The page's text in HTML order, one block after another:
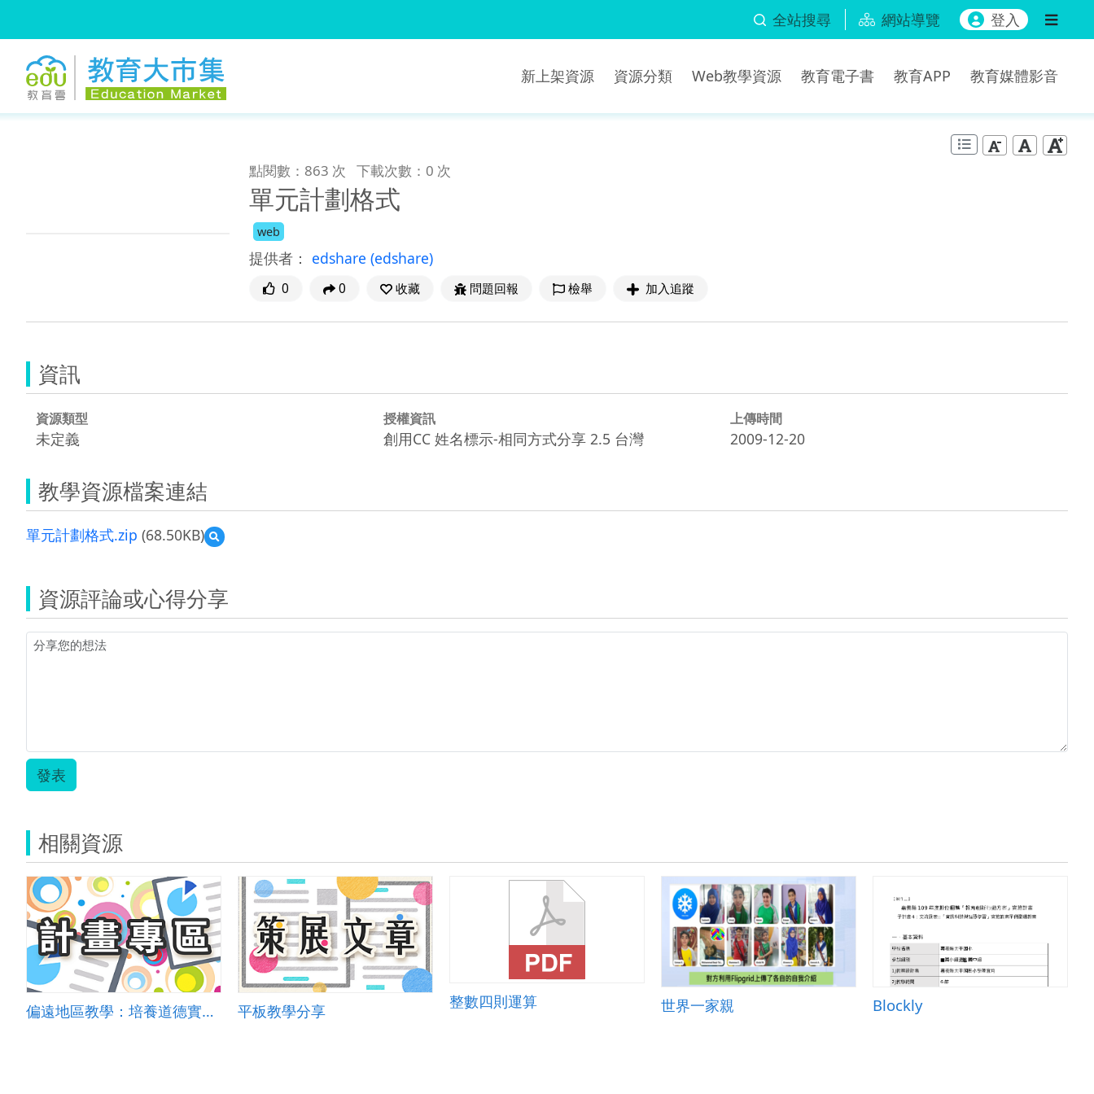
全站搜尋 網站導覽 登入
新上架資源 資源分類 Web教學資源 教育電子書 教育APP 教育媒體影音
點閱數：863 次 下載次數：0 次
單元計劃格式
web
提供者： edshare (edshare)
0 0 收藏 問題回報 檢舉 加入追蹤
資訊
資源類型
未定義
授權資訊
創用CC 姓名標示-相同方式分享 2.5 台灣
上傳時間
2009-12-20
教學資源檔案連結
單元計劃格式.zip (68.50KB)
預
覽
計
格
資源評論或心得分享
發表
相關資源
偏遠地區教學：培養道德實踐與公民意識素養 平板教學分享
整數四則運算 世界一家親 Blockly